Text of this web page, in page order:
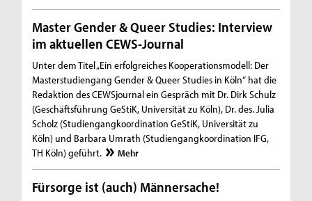
Master Gender & Queer Studies: Interview
im aktuellen CEWS-Journal
Unter dem Titel „Ein erfolgreiches Kooperationsmodell: Der
Masterstudiengang Gender & Queer Studies in Köln“ hat die
Redaktion des CEWSjournal ein Gespräch mit Dr. Dirk Schulz
(Geschäftsführung GeStiK, Universität zu Köln), Dr. des. Julia
Scholz (Studiengangkoordination GeStiK, Universität zu
Köln) und Barbara Umrath (Studiengangkoordination IFG,
TH Köln) geführt.
Mehr
Fürsorge ist (auch) Männersache!